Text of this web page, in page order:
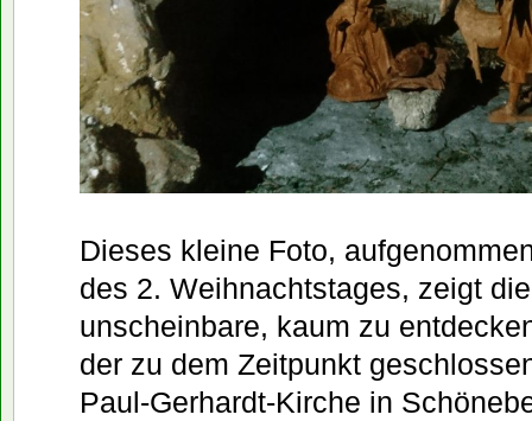
Dieses kleine Foto,
des 2. Weihnachtstages, zeigt
unscheinbare, kaum zu
der zu dem Zeitpunkt
Paul-Gerhardt-Kirche in